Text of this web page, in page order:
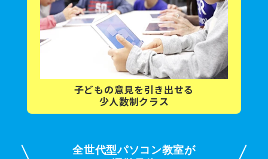
子どもの意見を引き出せる
少人数制クラス
全世代型パソコン教室が